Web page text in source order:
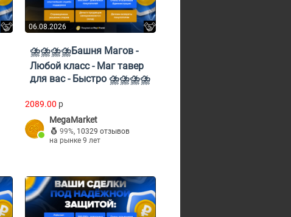
06.08.2026
⛈️⛈️⛈️⛈️Башня Магов -
Любой класс - Маг тавер
для вас - Быстро ⛈️⛈️⛈️⛈️
2089.00 p
MegaMarket
99%, 10329 отзывов
на рынке 9 лет